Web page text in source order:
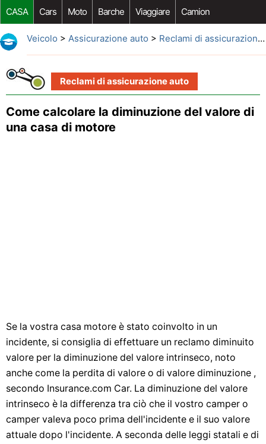
CASA Cars Moto Barche Viaggiare Camion
Riparazione Auto Acquisto Auto Car Opzioni Aftermarket
Veicolo > Assicurazione auto > Reclami di assicurazione auto
Reclami di assicurazione auto
Come calcolare la diminuzione del valore di
una casa di motore
Se la vostra casa motore è stato coinvolto in un
incidente, si consiglia di effettuare un reclamo diminuito
valore per la diminuzione del valore intrinseco, noto
anche come la perdita di valore o di valore diminuzione ,
secondo Insurance.com Car. La diminuzione del valore
intrinseco è la differenza tra ciò che il vostro camper o
camper valeva poco prima dell'incidente e il suo valore
attuale dopo l'incidente. A seconda delle leggi statali e di